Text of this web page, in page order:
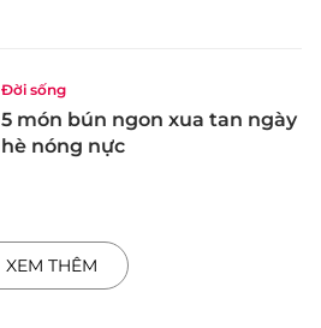
Đời sống
5 món bún ngon xua tan ngày
hè nóng nực
XEM THÊM